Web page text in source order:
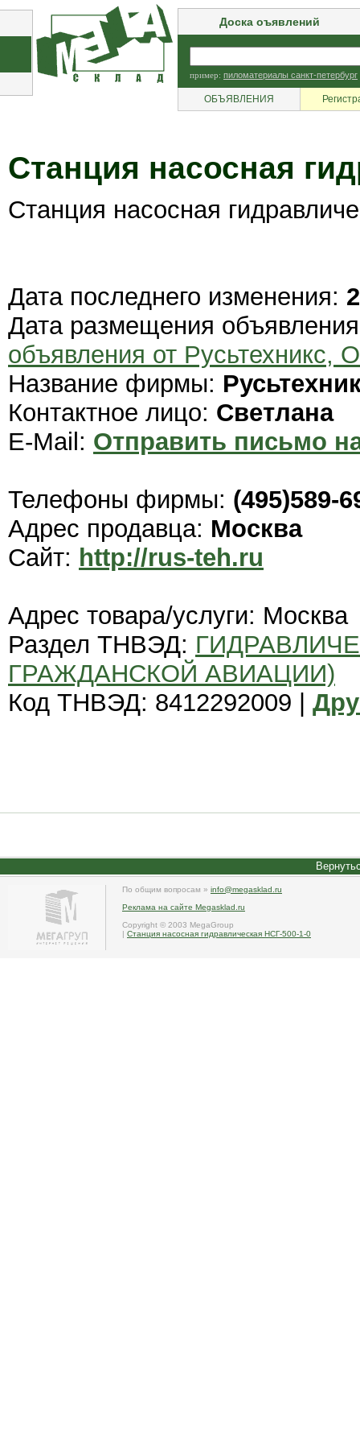
Доска оъявлений
пример: пиломатериалы санкт-петербург
ОБЪЯВЛЕНИЯ
Станция насосная
Станция насосная
Дата последнего изменения:
Дата размещения
объявления от Русьтехникс,
Название фирмы:
Контактное лицо: Светлана
E-Mail: Отправить письмо
Телефоны фирмы: (495)589-
Адрес продавца: Москва
Сайт: http://rus-teh.ru
Адрес товара/услуги: Москва
Раздел ТНВЭД:
ГРАЖДАНСКОЙ АВИАЦИИ)
Код ТНВЭД: 8412292009 |
По общим вопросам » info@megasklad.ru
Реклама на сайте Megasklad.ru
Copyright © 2003 MegaGroup
| Станция насосная гидравлическая НСГ-500-1-0